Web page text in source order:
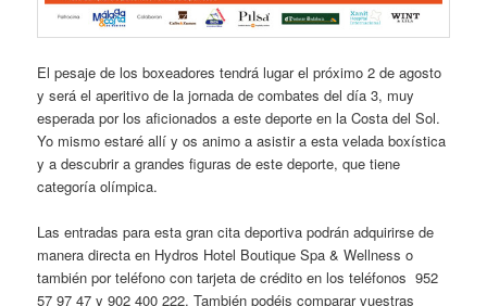
El pesaje de los boxeadores tendrá lugar el próximo 2 de agosto
y será el aperitivo de la jornada de combates del día 3, muy
esperada por los aficionados a este deporte en la Costa del Sol.
Yo mismo estaré allí y os animo a asistir a esta velada boxística
y a descubrir a grandes figuras de este deporte, que tiene
categoría olímpica.
Las entradas para esta gran cita deportiva podrán adquirirse de
manera directa en Hydros Hotel Boutique Spa & Wellness o
también por teléfono con tarjeta de crédito en los teléfonos 952
57 97 47 y 902 400 222. También podéis comparar vuestras